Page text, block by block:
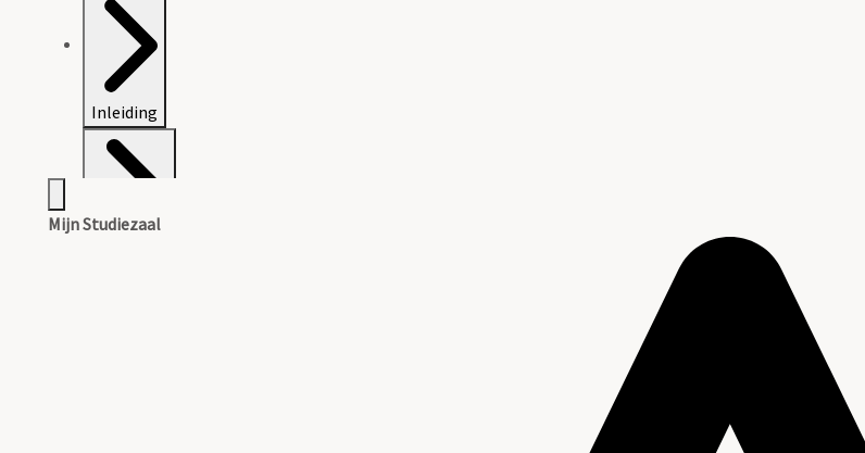
Inleiding
Mijn Studiezaal